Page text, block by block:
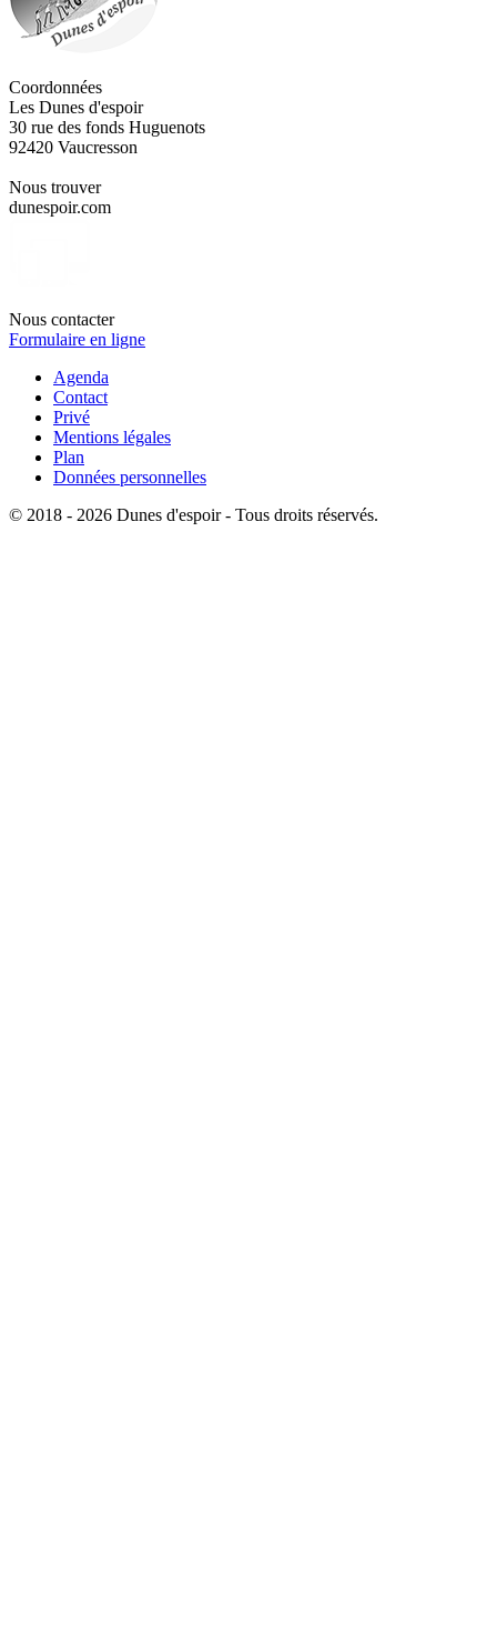
Coordonnées
Les Dunes d'espoir
30 rue des fonds Huguenots
92420 Vaucresson
Nous trouver
dunespoir.com
Nous contacter
Formulaire en ligne
Agenda
Contact
Privé
Mentions légales
Plan
Données personnelles
© 2018 - 2026 Dunes d'espoir - Tous droits réservés.